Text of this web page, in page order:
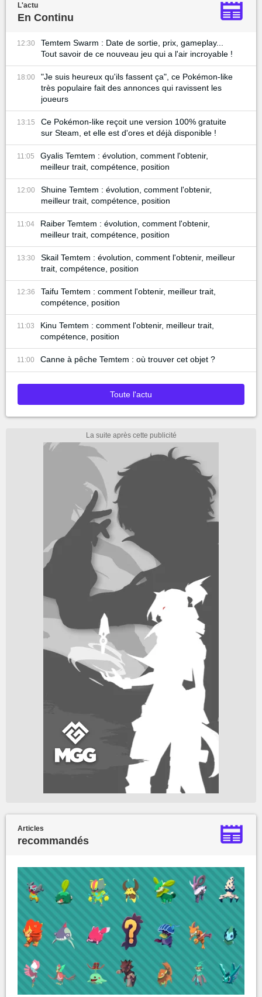
L'actu
En Continu
12:30
Temtem Swarm : Date de sortie, prix, gameplay...
Tout savoir de ce nouveau jeu qui a l'air incroyable !
18:00
"Je suis heureux qu'ils fassent ça", ce Pokémon-like
très populaire fait des annonces qui ravissent les
joueurs
13:15
Ce Pokémon-like reçoit une version 100% gratuite
sur Steam, et elle est d'ores et déjà disponible !
11:05
Gyalis Temtem : évolution, comment l'obtenir,
meilleur trait, compétence, position
12:00
Shuine Temtem : évolution, comment l'obtenir,
meilleur trait, compétence, position
11:04
Raiber Temtem : évolution, comment l'obtenir,
meilleur trait, compétence, position
13:30
Skail Temtem : évolution, comment l'obtenir, meilleur
trait, compétence, position
12:36
Taifu Temtem : comment l'obtenir, meilleur trait,
compétence, position
11:03
Kinu Temtem : comment l'obtenir, meilleur trait,
compétence, position
11:00 Canne à pêche Temtem : où trouver cet objet ?
Toute l'actu
Articles
recommandés